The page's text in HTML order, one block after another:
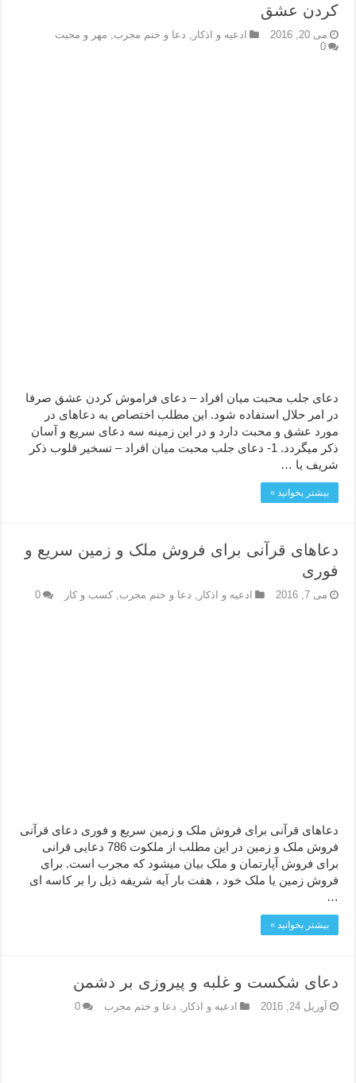
کردن عشق
می 20, 2016 ادعيه و اذكار , دعا و ختم مجرب, مهر و محبت
0
دعای جلب محبت میان افراد – دعای فراموش کردن عشق صرفا
در امر حلال استفاده شود. این مطلب اختصاص به دعاهای در
مورد عشق و محبت دارد و در این زمینه سه دعای سریع و آسان
ذکر میگردد. 1- دعای جلب محبت میان افراد – تسخیر قلوب ذکر
شریف یا …
بیشتر بخوانید »
دعاهای قرآنی برای فروش ملک و زمین سریع و
فوری
می 7, 2016 ادعيه و اذكار دعا و ختم مجرب ,کسب و کار 0
دعاهای قرآنی برای فروش ملک و زمین سریع و فوری دعای قرآنی
فروش ملک و زمین در این مطلب از ملکوت 786 دعایی قرانی
برای فروش آپارتمان و ملک بیان میشود که مجرب است. برای
فروش زمین یا ملک خود ، هفت بار آیه شریفه ذیل را بر کاسه ای
…
بیشتر بخوانید »
دعای شکست و غلبه و پیروزی بر دشمن
آوریل 24, 2016 ادعيه و اذكار دعا و ختم مجرب 0